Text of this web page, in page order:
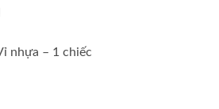
nhựa – 1 chiếc